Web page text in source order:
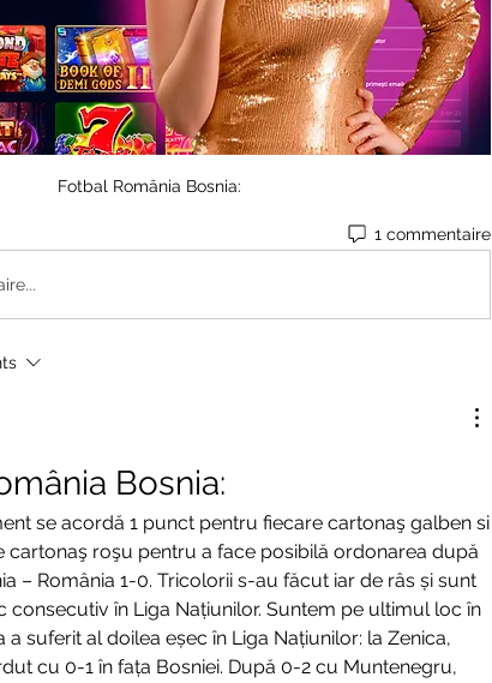
Fotbal România Bosnia:
1 commentaire
Bosnia:
se acordă 1 punct pentru fiecare cartonaş galben si
cartonaş roşu pentru a face posibilă ordonarea după
– România 1-0. Tricolorii s-au făcut iar de râs și sunt
consecutiv în Liga Națiunilor. Suntem pe ultimul loc în
a suferit al doilea eșec în Liga Națiunilor: la Zenica,
cu 0-1 în fața Bosniei. După 0-2 cu Muntenegru,